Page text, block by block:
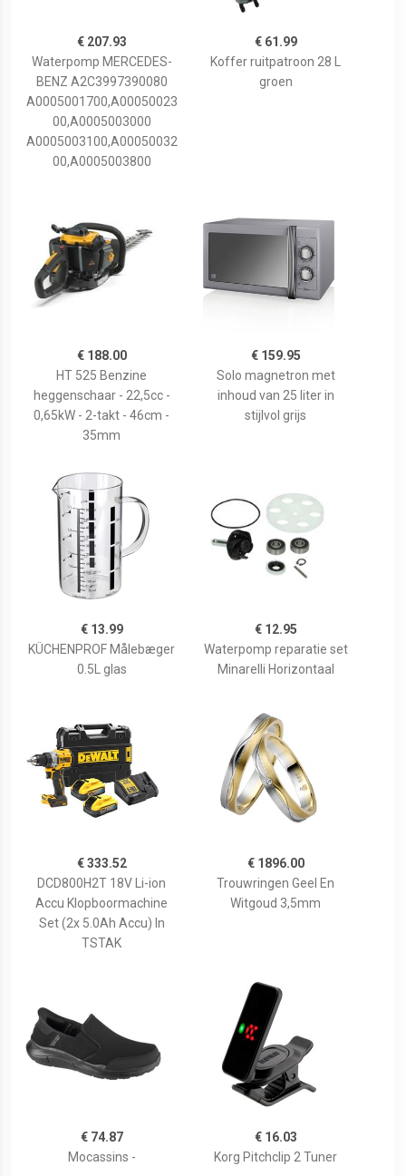
€ 207.93
Waterpomp MERCEDES-
BENZ A2C3997390080
A0005001700,A00050023
00,A0005003000
A0005003100,A00050032
00,A0005003800
€ 61.99
Koffer ruitpatroon 28 L
groen
€ 188.00
HT 525 Benzine
heggenschaar - 22,5cc -
0,65kW - 2-takt - 46cm -
35mm
€ 159.95
Solo magnetron met
inhoud van 25 liter in
stijlvol grijs
€ 13.99
KÜCHENPROF Målebæger
0.5L glas
€ 12.95
Waterpomp reparatie set
Minarelli Horizontaal
€ 333.52
DCD800H2T 18V Li-ion
Accu Klopboormachine
Set (2x 5.0Ah Accu) In
TSTAK
€ 1896.00
Trouwringen Geel En
Witgoud 3,5mm
€ 74.87
Mocassins -
€ 16.03
Korg Pitchclip 2 Tuner